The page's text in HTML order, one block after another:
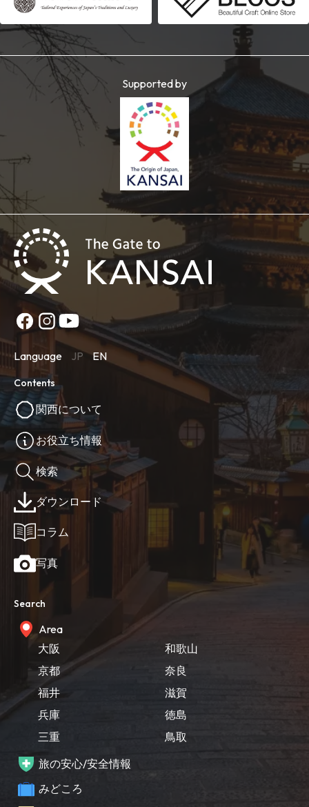
Supported by
Language JP EN
Contents
関西について
お役立ち情報
検索
ダウンロード
コラム
写真
Search
Area
大阪
京都
福井
兵庫
三重
和歌山
奈良
滋賀
徳島
鳥取
旅の安心/安全情報
みどころ